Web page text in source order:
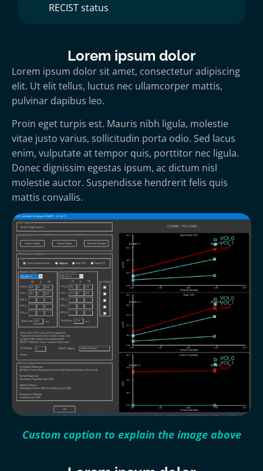
RECIST status
Lorem ipsum dolor
Lorem ipsum dolor sit amet, consectetur adipiscing
elit. Ut elit tellus, luctus nec ullamcorper mattis,
pulvinar dapibus leo.
Proin eget turpis est. Mauris nibh ligula, molestie
vitae justo varius, sollicitudin porta odio. Sed lacus
enim, vulputate at tempor quis, porttitor nec ligula.
Donec dignissim egestas ipsum, ac dictum nisl
molestie auctor. Suspendisse hendrerit felis quis
mattis convallis.
Custom caption to explain the image above